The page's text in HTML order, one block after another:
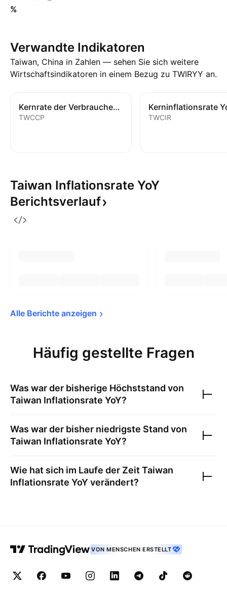
%
Verwandte Indikatoren
Taiwan, China in Zahlen — sehen Sie sich weitere
Wirtschaftsindikatoren in einem Bezug zu TWIRYY an.
Kernrate der Verbraucherpreise
TWCCP
Kerninflationsrate
TWCIR
Taiwan Inflationsrate YoY
Berichtsverlauf
Alle Berichte anzeigen
Häufig gestellte Fragen
Was war der bisherige Höchststand von
Taiwan Inflationsrate YoY?
Was war der bisher niedrigste Stand von
Taiwan Inflationsrate YoY?
Wie hat sich im Laufe der Zeit Taiwan
Inflationsrate YoY verändert?
VON MENSCHEN ERSTELLT